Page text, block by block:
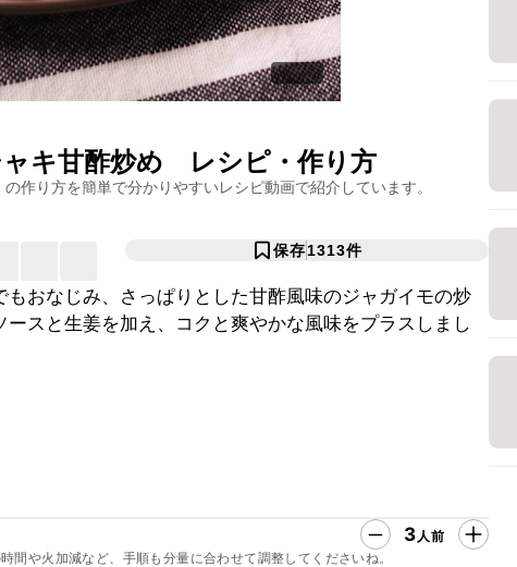
キ甘酢炒め レシピ・作り方
の作り方を簡単で分かりやすいレシピ動画で紹介しています。
保存1313件
おなじみ、さっぱりとした甘酢風味のジャガイモの炒
スと生姜を加え、コクと爽やかな風味をプラスしまし
3人前
間や火加減など、手順も分量に合わせて調整してくださいね。